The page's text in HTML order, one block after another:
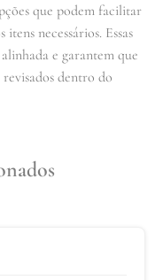
que podem facilitar
necessários. Essas
e garantem que
dentro do